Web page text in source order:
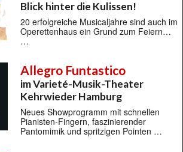
Blick hinter die Kulissen!
20 erfolgreiche Musicaljahre sind auch im
Operettenhaus ein Grund zum Feiern…
…
Allegro Funtastico
im Varieté-Musik-Theater
Kehrwieder Hamburg
Neues Showprogramm mit schnellen
Pianisten-Fingern, faszinierender
Pantomimik und spritzigen Pointen …